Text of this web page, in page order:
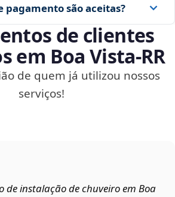
pagamento são aceitas?
de clientes
em Boa Vista‑RR
de quem já utilizou nossos
serviços!
de instalação de chuveiro em Boa